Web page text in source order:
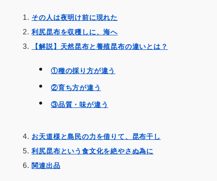
その人は夜明け前に現れた
利尻昆布を収穫しに、海へ
【解説】天然昆布と養殖昆布の違いとは？
①種の採り方が違う
②育ち方が違う
③品質・味が違う
お天道様と島民の力を借りて、昆布干し
利尻昆布という食文化を絶やさぬ為に
関連出品